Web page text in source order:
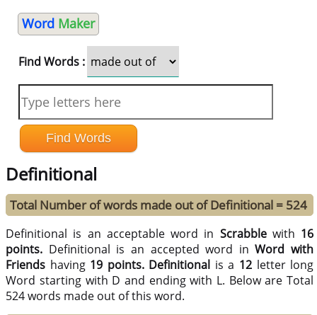
Word Maker
Find Words :
Definitional
Total Number of words made out of Definitional = 524
Definitional is an acceptable word in Scrabblewith 16
points. Definitional is an accepted word inWord with
Friends having 19 points. Definitional is a 12letter long
Word starting with D and ending with L. Below are Total
524 words made out of this word.